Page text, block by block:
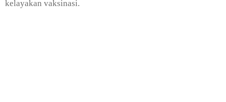
kelayakan vaksinasi.